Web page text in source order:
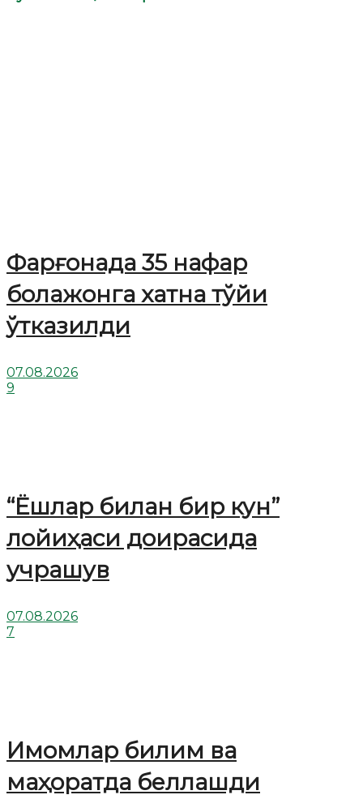
Фарғонада 35 нафар
болажонга хатна тўйи
ўтказилди
07.08.2026
9
“Ёшлар билан бир кун”
лойиҳаси доирасида
учрашув
07.08.2026
7
Имомлар билим ва
маҳоратда беллашди